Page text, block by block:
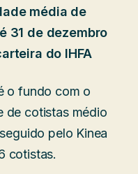
média de
31 de dezembro
do IHFA
o fundo com o
de cotistas médio
pelo Kinea
cotistas.